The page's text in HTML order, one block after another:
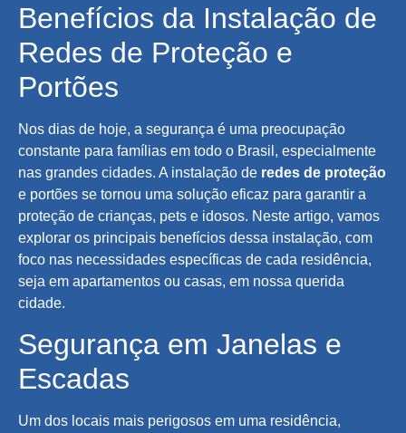
Benefícios da Instalação de
Redes de Proteção e
Portões
Nos dias de hoje, a segurança é uma preocupação
constante para famílias em todo o Brasil, especialmente
nas grandes cidades. A instalação de redes de proteção
e portões se tornou uma solução eficaz para garantir a
proteção de crianças, pets e idosos. Neste artigo, vamos
explorar os principais benefícios dessa instalação, com
foco nas necessidades específicas de cada residência,
seja em apartamentos ou casas, em nossa querida
cidade.
Segurança em Janelas e
Escadas
Um dos locais mais perigosos em uma residência,